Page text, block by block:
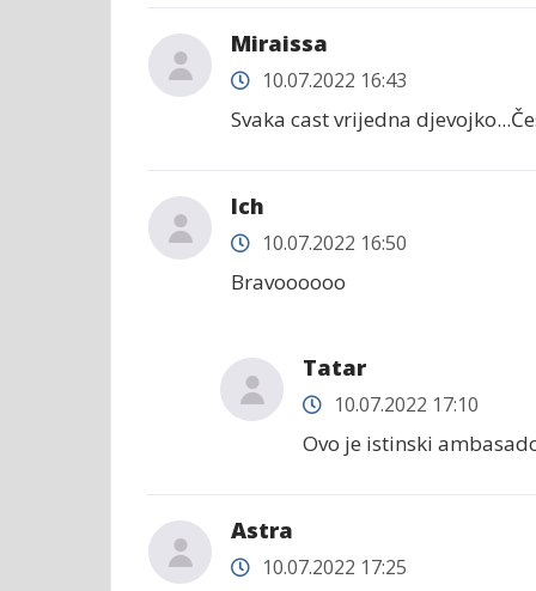
Miraissa
10.07.2022 16:43
Svaka cast vrijedna
Ich
10.07.2022 16:50
Bravoooooo
Tatar
10.07.2022 17:10
Ovo je istinski
Astra
10.07.2022 17:25